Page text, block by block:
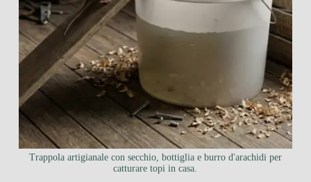
Trappola artigianale con secchio, bottiglia e burro d'arachidi per
catturare topi in casa.